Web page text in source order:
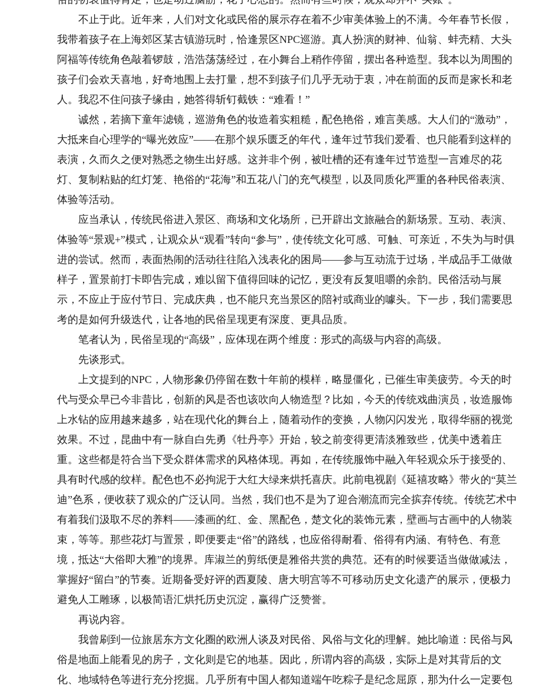
不止于此。近年来，人们对文化或民俗的展示存在着不少审美体验上的不满。今年春节长假，
我带着孩子在上海郊区某古镇游玩时，恰逢景区NPC巡游。真人扮演的财神、仙翁、蚌壳精、大头
阿福等传统角色敲着锣鼓，浩浩荡荡经过，在小舞台上稍作停留，摆出各种造型。我本以为周围的
孩子们会欢天喜地，好奇地围上去打量，想不到孩子们几乎无动于衷，冲在前面的反而是家长和老
人。我忍不住问孩子缘由，她答得斩钉截铁：“难看！”
诚然，若摘下童年滤镜，巡游角色的妆造着实粗糙，配色艳俗，难言美感。大人们的“激动”，
大抵来自心理学的“曝光效应”——在那个娱乐匮乏的年代，逢年过节我们爱看、也只能看到这样的
表演，久而久之便对熟悉之物生出好感。这并非个例，被吐槽的还有逢年过节造型一言难尽的花
灯、复制粘贴的红灯笼、艳俗的“花海”和五花八门的充气模型，以及同质化严重的各种民俗表演、
体验等活动。
应当承认，传统民俗进入景区、商场和文化场所，已开辟出文旅融合的新场景。互动、表演、
体验等“景观+”模式，让观众从“观看”转向“参与”，使传统文化可感、可触、可亲近，不失为与时俱
进的尝试。然而，表面热闹的活动往往陷入浅表化的困局——参与互动流于过场，半成品手工做做
样子，置景前打卡即告完成，难以留下值得回味的记忆，更没有反复咀嚼的余韵。民俗活动与展
示，不应止于应付节日、完成庆典，也不能只充当景区的陪衬或商业的噱头。下一步，我们需要思
考的是如何升级迭代，让各地的民俗呈现更有深度、更具品质。
笔者认为，民俗呈现的“高级”，应体现在两个维度：形式的高级与内容的高级。
先谈形式。
上文提到的NPC，人物形象仍停留在数十年前的模样，略显僵化，已催生审美疲劳。今天的时
代与受众早已今非昔比，创新的风是否也该吹向人物造型？比如，今天的传统戏曲演员，妆造服饰
上水钻的应用越来越多，站在现代化的舞台上，随着动作的变换，人物闪闪发光，取得华丽的视觉
效果。不过，昆曲中有一脉自白先勇《牡丹亭》开始，较之前变得更清淡雅致些，优美中透着庄
重。这些都是符合当下受众群体需求的风格体现。再如，在传统服饰中融入年轻观众乐于接受的、
具有时代感的纹样。配色也不必拘泥于大红大绿来烘托喜庆。此前电视剧《延禧攻略》带火的“莫兰
迪”色系，便收获了观众的广泛认同。当然，我们也不是为了迎合潮流而完全摈弃传统。传统艺术中
有着我们汲取不尽的养料——漆画的红、金、黑配色，楚文化的装饰元素，壁画与古画中的人物装
束，等等。那些花灯与置景，即便要走“俗”的路线，也应俗得耐看、俗得有内涵、有特色、有意
境，抵达“大俗即大雅”的境界。库淑兰的剪纸便是雅俗共赏的典范。还有的时候要适当做做减法，
掌握好“留白”的节奏。近期备受好评的西夏陵、唐大明宫等不可移动历史文化遗产的展示，便极力
避免人工雕琢，以极简语汇烘托历史沉淀，赢得广泛赞誉。
再说内容。
我曾刷到一位旅居东方文化圈的欧洲人谈及对民俗、风俗与文化的理解。她比喻道：民俗与风
俗是地面上能看见的房子，文化则是它的地基。因此，所谓内容的高级，实际上是对其背后的文
化、地域特色等进行充分挖掘。几乎所有中国人都知道端午吃粽子是纪念屈原，那为什么一定要包